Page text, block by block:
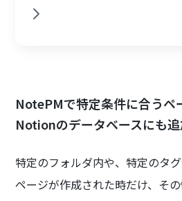
NotePMで特定条件に合うペ
Notionのデータベースにも
特定のフォルダ内や、特定のタ
ページが作成された時だけ、そ